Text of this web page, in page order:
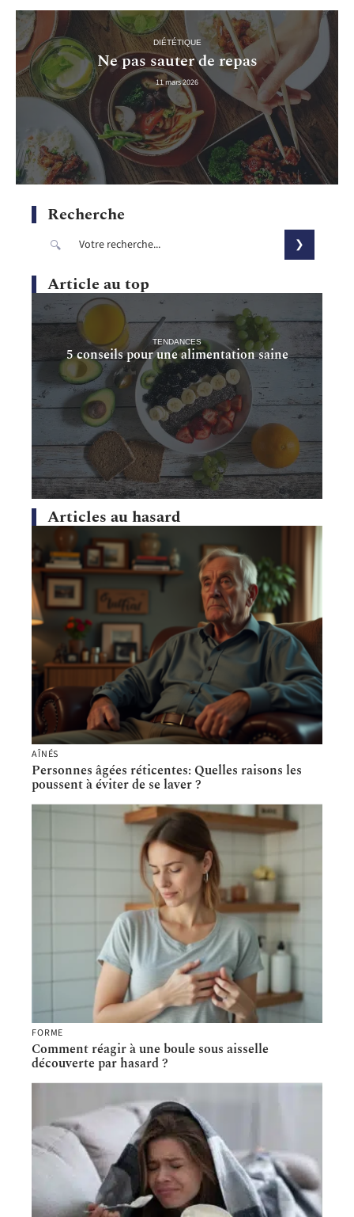
DIÉTÉTIQUE
Ne pas sauter de repas
11 mars 2026
Recherche
Article au top
TENDANCES
5 conseils pour une alimentation saine
Articles au hasard
AÎNÉS
Personnes âgées réticentes: Quelles raisons les
poussent à éviter de se laver ?
FORME
Comment réagir à une boule sous aisselle
découverte par hasard ?